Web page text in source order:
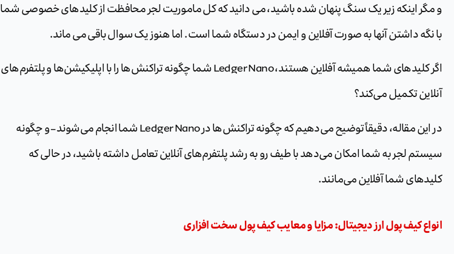
و مگر اینکه زیر یک سنگ پنهان شده باشید، می دانید که کل ماموریت لجر محافظت از کلیدهای خصوصی شما
با نگه داشتن آنها به صورت آفلاین و ایمن در دستگاه شما است. اما هنوز یک سوال باقی می ماند.
اگر کلیدهای شما همیشه آفلاین هستند، Ledger Nano شما چگونه تراکنش‌ها را با اپلیکیشن‌ها و پلتفرم‌های
آنلاین تکمیل می‌کند؟
در این مقاله، دقیقاً توضیح می‌دهیم که چگونه تراکنش‌ها در Ledger Nano شما انجام می‌شوند – و چگونه
سیستم لجر به شما امکان می‌دهد با طیف رو به رشد پلتفرم‌های آنلاین تعامل داشته باشید، در حالی که
کلیدهای شما آفلاین می‌مانند.
انواع کیف پول ارز دیجیتال: مزایا و معایب کیف پول سخت افزاری